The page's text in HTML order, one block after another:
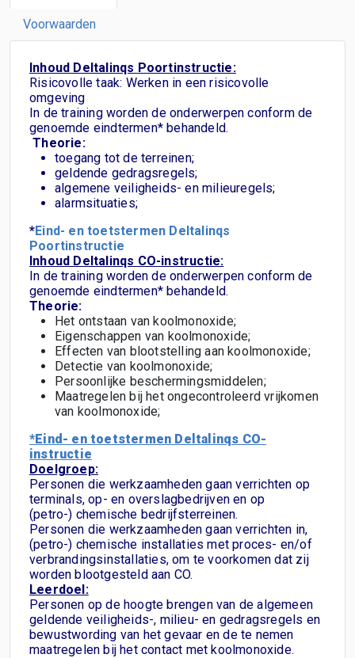
Voorwaarden
Inhoud Deltalinqs Poortinstructie:
Risicovolle taak: Werken in een risicovolle
omgeving
In de training worden de onderwerpen conform de
genoemde eindtermen* behandeld.
Theorie:
toegang tot de terreinen;
geldende gedragsregels;
algemene veiligheids- en milieuregels;
alarmsituaties;
*Eind- en toetstermen Deltalinqs
Poortinstructie
Inhoud Deltalinqs CO-instructie:
In de training worden de onderwerpen conform de
genoemde eindtermen* behandeld.
Theorie:
Het ontstaan van koolmonoxide;
Eigenschappen van koolmonoxide;
Effecten van blootstelling aan koolmonoxide;
Detectie van koolmonoxide;
Persoonlijke beschermingsmiddelen;
Maatregelen bij het ongecontroleerd vrijkomen
van koolmonoxide;
*Eind- en toetstermen Deltalinqs CO-
instructie
Doelgroep:
Personen die werkzaamheden gaan verrichten op
terminals, op- en overslagbedrijven en op
(petro-) chemische bedrijfsterreinen.
Personen die werkzaamheden gaan verrichten in,
(petro-) chemische installaties met proces- en/of
verbrandingsinstallaties, om te voorkomen dat zij
worden blootgesteld aan CO.
Leerdoel:
Personen op de hoogte brengen van de algemeen
geldende veiligheids-, milieu- en gedragsregels en
bewustwording van het gevaar en de te nemen
maatregelen bij het contact met koolmonoxide.